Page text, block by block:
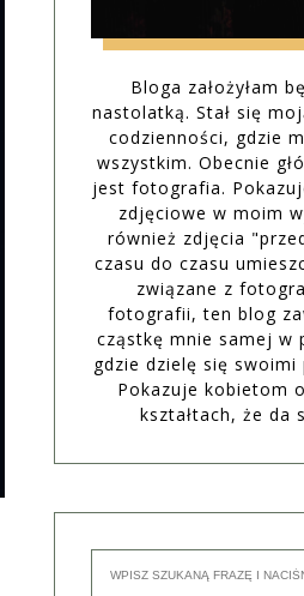
Bloga założyłam
nastolatką. Stał się
codzienności, gdzie
wszystkim. Obecnie
jest fotografia.
zdjęciowe w moim
również zdjęcia
czasu do czasu
związane z
fotografii, ten blog
cząstkę mnie samej w
gdzie dzielę się swoimi
Pokazuje kobietom
kształtach, że da